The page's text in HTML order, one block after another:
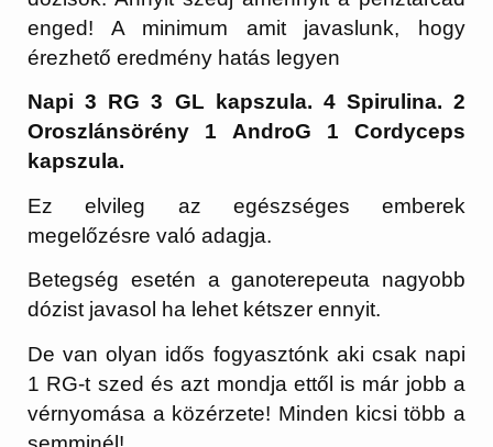
enged! A minimum amit javaslunk, hogy
érezhető eredmény hatás legyen
Napi 3 RG 3 GL kapszula. 4 Spirulina. 2
Oroszlánsörény 1 AndroG 1 Cordyceps
kapszula.
Ez elvileg az egészséges emberek
megelőzésre való adagja.
Betegség esetén a ganoterepeuta nagyobb
dózist javasol ha lehet kétszer ennyit.
De van olyan idős fogyasztónk aki csak napi
1 RG-t szed és azt mondja ettől is már jobb a
vérnyomása a közérzete! Minden kicsi több a